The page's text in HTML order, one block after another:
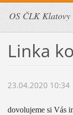
OS ČLK Klatovy
Linka
23.04.2020 10:34
dovolujeme si Vás